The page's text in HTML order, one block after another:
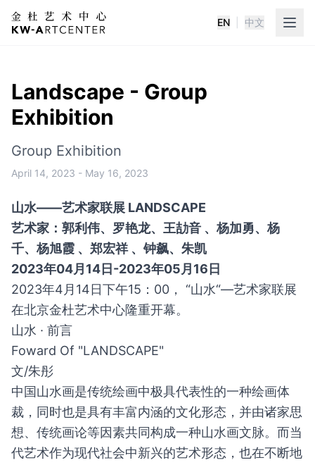
K&W Art Center
EN 中文
Landscape - Group
Exhibition
Group Exhibition
April 14, 2023 - May 16, 2023
山水——艺术家联展 LANDSCAPE
艺术家：郭利伟、罗艳龙、王劼音 、杨加勇、杨
千、杨旭霞 、郑宏祥 、钟飙、朱凯
2023年04月14日-2023年05月16日
2023年4月14日下午15：00， “山水“—艺术家联展
在北京金杜艺术中心隆重开幕。
山水 · 前言
Foward Of "LANDSCAPE"
文/朱彤
中国山水画是传统绘画中极具代表性的一种绘画体
裁，同时也是具有丰富内涵的文化形态，并由诸家思
想、传统画论等因素共同构成一种山水画文脉。而当
代艺术作为现代社会中新兴的艺术形态，也在不断地